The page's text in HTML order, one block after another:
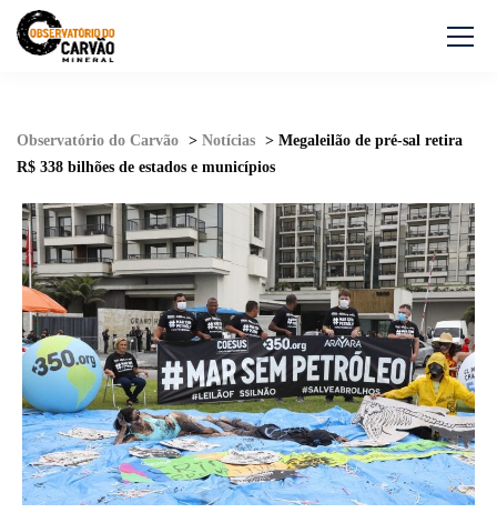
Observatório do Carvão > Notícias > Megaleilão de pré-sal retira
R$ 338 bilhões de estados e municípios